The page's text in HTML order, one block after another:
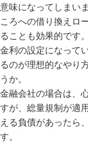
味になってしまいま
ろへの借り換えロ
ことも効果的です
利の設定になって
のが理想的なやり
か。
融会社の場合は、
が、総量規制が適
る負債があったら
。